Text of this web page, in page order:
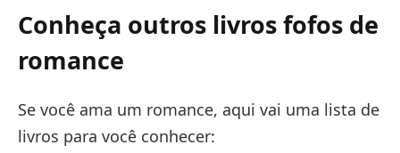
Conheça outros livros fofos de
romance
Se você ama um romance, aqui vai uma lista de
livros para você conhecer: